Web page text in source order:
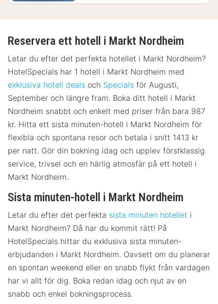
Reservera ett hotell i Markt Nordheim
Letar du efter det perfekta hotellet i Markt Nordheim?
HotelSpecials har 1 hotell i Markt Nordheim med
exklusiva hotell deals och Specials för Augusti,
September och längre fram. Boka ditt hotell i Markt
Nordheim snabbt och enkelt med priser från bara 987
kr. Hitta ett sista minuten-hotell i Markt Nordheim för
flexibla och spontana resor och betala i snitt 1413 kr
per natt. Gör din bokning idag och upplev förstklassig
service, trivsel och en härlig atmosfär på ett hotell i
Markt Nordheim.
Sista minuten-hotell i Markt Nordheim
Letar du efter det perfekta sista minuten hotellet i
Markt Nordheim? Då har du kommit rätt! På
HotelSpecials hittar du exklusiva sista minuten-
erbjudanden i Markt Nordheim. Oavsett om du planerar
en spontan weekend eller en snabb flykt från vardagen
har vi allt för dig. Boka redan idag och njut av en
snabb och enkel bokningsprocess.